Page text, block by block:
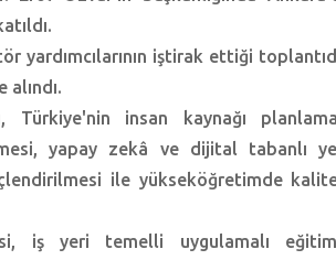
yardımcılarının iştirak ettiği
Türkiye'nin insan kaynağı
yapay zekâ ve dijital tabanlı
ile yükseköğretimde
iş yeri temelli uygulamalı